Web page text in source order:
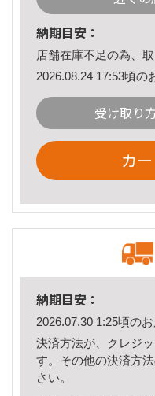
納期目安：
店舗在庫不足の為、
2026.08.24 17:53頃の
受け取り
カ
納期目安：
2026.07.30 1:25頃の
決済方法が、クレジ
す。その他の決済方
さい。